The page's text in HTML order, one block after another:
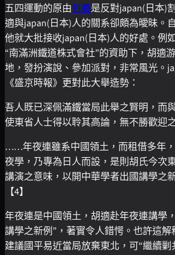
五四運動的原由包養是反對japan(日本)
適與japan(日本)人的關系卻頗為曖昧。
他就大批接收japan(日本)人的好處。例
“南滿洲鐵道株式會社”的資助下，胡適
地，發扮演說、參加派對，非常風光。
《盛京時報》更對此大舉造勢：
吾人既已深佩滿鐵當局此舉之賢明，而
使東省人士得以聆其高論，無不勝歡
……年夜連雖系中國領土，而租借多年
夜學，乃專為日人而設，是則胡氏今次
講演之意味，以開中華學者出國講學之
【4】
年夜連是中國領土，胡適赴年夜連講學
講學之新例”，著實令人錯愕。也許這
建議國平易近當局放棄東北，可“繼續剿